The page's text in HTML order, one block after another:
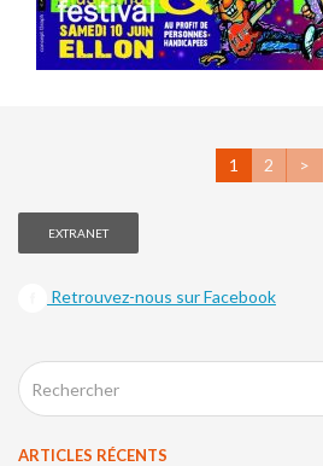
1 2 >
EXTRANET
Retrouvez-nous sur Facebook
ARTICLES RÉCENTS